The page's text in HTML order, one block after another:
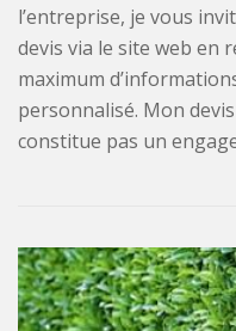
l’entreprise, je vous
devis via le site web en
maximum
personnalisé. Mon
constitue pas un